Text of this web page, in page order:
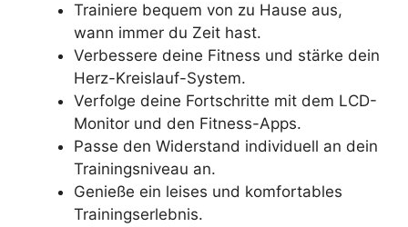
Trainiere bequem von zu Hause aus,
wann immer du Zeit hast.
Verbessere deine Fitness und stärke dein
Herz-Kreislauf-System.
Verfolge deine Fortschritte mit dem LCD-
Monitor und den Fitness-Apps.
Passe den Widerstand individuell an dein
Trainingsniveau an.
Genieße ein leises und komfortables
Trainingserlebnis.